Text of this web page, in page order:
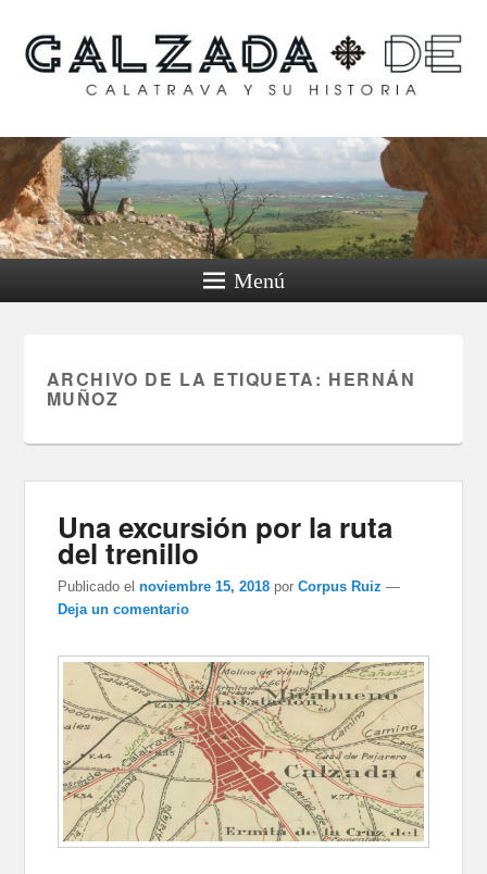
Calzada de Calatrava y
su historia
Menú
ARCHIVO DE LA ETIQUETA: HERNÁN
MUÑOZ
Una excursión por la ruta
del trenillo
Publicado el noviembre 15, 2018 porCorpus Ruiz —
Deja un comentario